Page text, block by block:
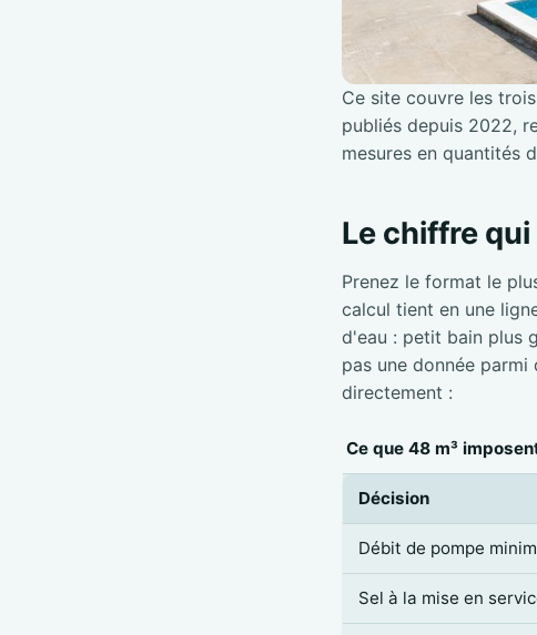
Ce site couvre les
publiés depuis 2022,
mesures en quantités
Le chiffre
Prenez le format le
calcul tient en une
d'eau : petit bain plus
pas une donnée
directement :
Ce que 48 m³
Décision
Débit de pompe
Sel à la mise en